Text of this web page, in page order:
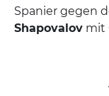
Spanier gegen
Shapovalov mit